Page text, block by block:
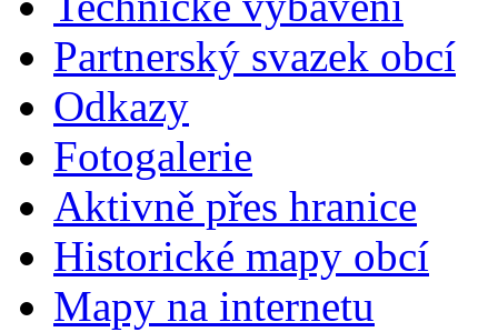
Partnerský svazek obcí
Odkazy
Fotogalerie
Aktivně přes hranice
Historické mapy obcí
Mapy na internetu